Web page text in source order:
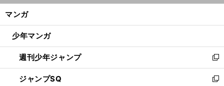
ン
ウ
開
く
マンガ
少年マンガ
週刊少年ジャンプ
新
し
い
ジャンプSQ
新